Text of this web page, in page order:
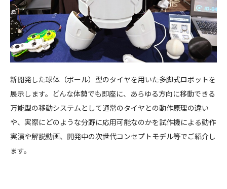
新開発した球体（ボール）型のタイヤを用いた多脚式ロボットを
展示します。どんな体勢でも即座に、あらゆる方向に移動できる
万能型の移動システムとして通常のタイヤとの動作原理の違い
や、実際にどのような分野に応用可能なのかを試作機による動作
実演や解説動画、開発中の次世代コンセプトモデル等でご紹介し
ます。